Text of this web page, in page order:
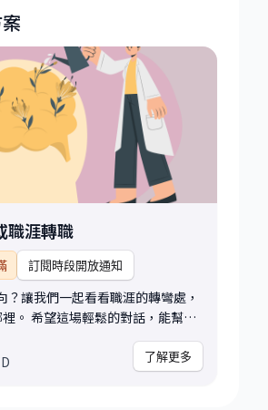
職涯轉職
訂閱時段開放通知
？讓我們一起看看職涯的轉彎處，
，能幫助
自己的經歷，也更清楚接下來可
管與外商面試官的視角出發，我會
了解更多